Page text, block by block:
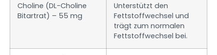
Choline (DL-Choline
Bitartrat) – 55 mg
Unterstützt den
Fettstoffwechsel und
trägt zum normalen
Fettstoffwechsel bei.